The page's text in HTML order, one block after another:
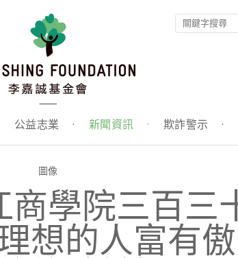
公益志業 · 新聞資訊 · 欺詐警示 ·
圖像
學院三百三
想的人富有